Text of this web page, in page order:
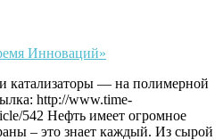
Инноваций»
— на полимерной
http://www.time-
542 Нефть имеет огромное
– это знает каждый. Из сырой